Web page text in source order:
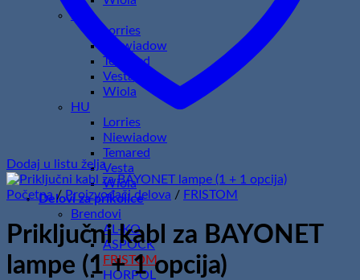
HR
Lorries
Niewiadow
Temared
Vesta
Wiola
HU
Lorries
Niewiadow
Temared
Vesta
Wiola
Delovi za prikolice
Brendovi
AL-KO
ASPOCK
FRISTOM
HORPOL
Dodaj u listu želja
Početna / Proizvođači delova / FRISTOM
Priključni kabl za BAYONET
lampe (1 + 1 opcija)